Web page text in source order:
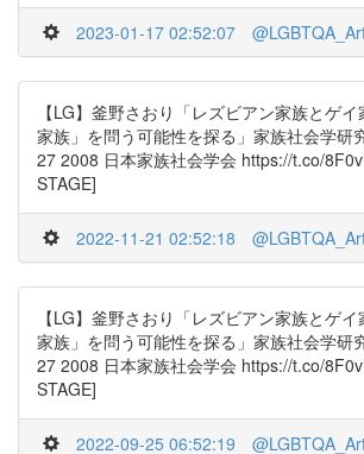
2023-01-17 02:52:07
【LG】釜野さおり「レズビアン家族とゲ
家族」を問う可能性を探る」家族社会学研
27 2008 日本家族社会学会 https://t.co/
STAGE]
2022-11-21 02:52:18
【LG】釜野さおり「レズビアン家族とゲ
家族」を問う可能性を探る」家族社会学研
27 2008 日本家族社会学会 https://t.co/
STAGE]
2022-09-25 06:52:19